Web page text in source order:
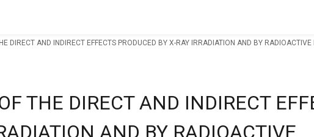
DIRECT AND INDIRECT EFFECTS PRODUCED BY X-RAY IRRADIATION AND BY RADIOACTIVE
THE DIRECT AND INDIRECT
AND BY RADIOACTIVE